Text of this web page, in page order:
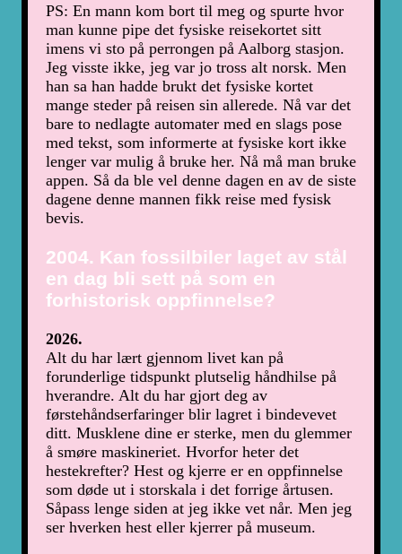
PS: En mann kom bort til meg og spurte hvor
man kunne pipe det fysiske reisekortet sitt
imens vi sto på perrongen på Aalborg stasjon.
Jeg visste ikke, jeg var jo tross alt norsk. Men
han sa han hadde brukt det fysiske kortet
mange steder på reisen sin allerede. Nå var det
bare to nedlagte automater med en slags pose
med tekst, som informerte at fysiske kort ikke
lenger var mulig å bruke her. Nå må man bruke
appen. Så da ble vel denne dagen en av de siste
dagene denne mannen fikk reise med fysisk
bevis.
2004. Kan fossilbiler laget av stål
en dag bli sett på som en
forhistorisk oppfinnelse?
2026.
Alt du har lært gjennom livet kan på
forunderlige tidspunkt plutselig håndhilse på
hverandre. Alt du har gjort deg av
førstehåndserfaringer blir lagret i bindevevet
ditt. Musklene dine er sterke, men du glemmer
å smøre maskineriet. Hvorfor heter det
hestekrefter? Hest og kjerre er en oppfinnelse
som døde ut i storskala i det forrige årtusen.
Såpass lenge siden at jeg ikke vet når. Men jeg
ser hverken hest eller kjerrer på museum.